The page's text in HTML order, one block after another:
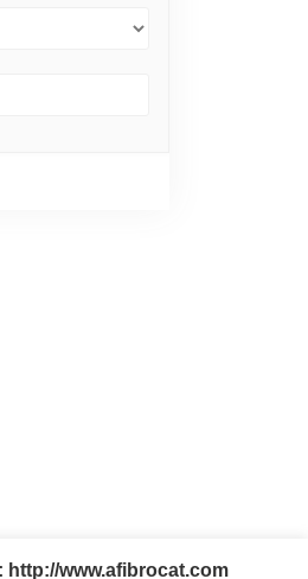
http://www.afibrocat.com